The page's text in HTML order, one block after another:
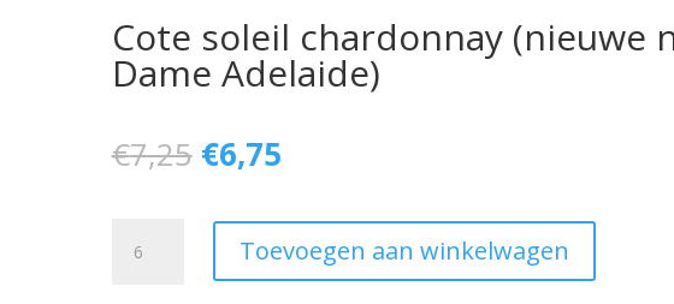
Cote soleil chardonnay (nieuwe
Dame Adelaide)
€7,25 €6,75
soleil
Toevoegen aan winkelwagen